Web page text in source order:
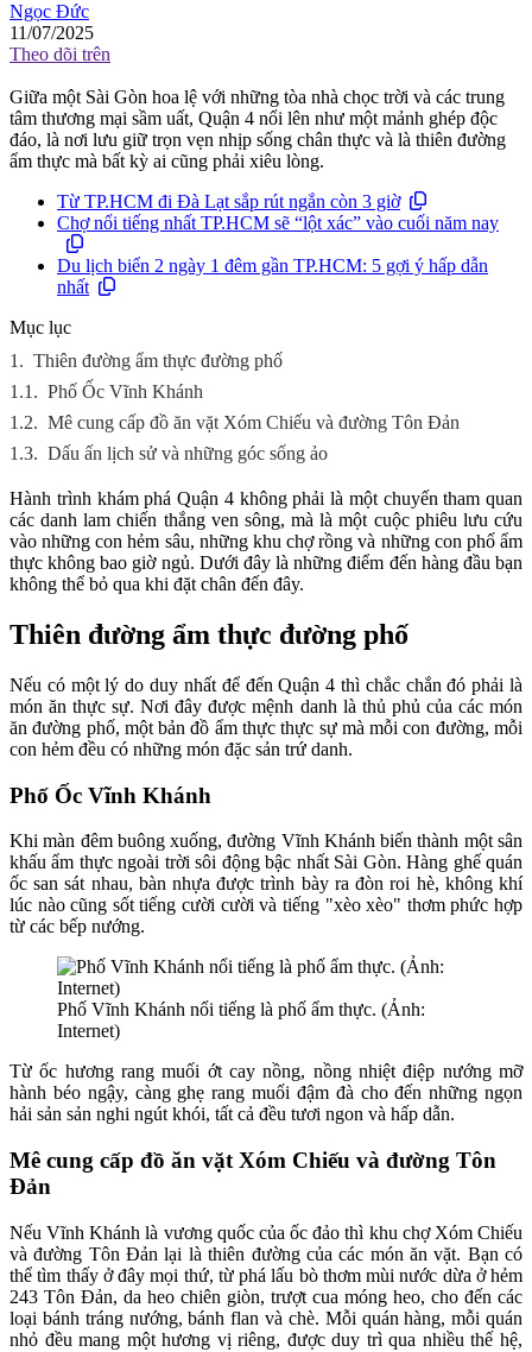
Ngọc Đức
11/07/2025
Theo dõi trên
Giữa một Sài Gòn hoa lệ với những tòa nhà chọc trời và các trung
tâm thương mại sầm uất, Quận 4 nổi lên như một mảnh ghép độc
đáo, là nơi lưu giữ trọn vẹn nhịp sống chân thực và là thiên đường
ẩm thực mà bất kỳ ai cũng phải xiêu lòng.
Từ TP.HCM đi Đà Lạt sắp rút ngắn còn 3 giờ
Chợ nổi tiếng nhất TP.HCM sẽ “lột xác” vào cuối năm nay
Du lịch biển 2 ngày 1 đêm gần TP.HCM: 5 gợi ý hấp dẫn
nhất
Mục lục
1. Thiên đường ẩm thực đường phố
1.1. Phố Ốc Vĩnh Khánh
1.2. Mê cung cấp đồ ăn vặt Xóm Chiếu và đường Tôn Đản
1.3. Dấu ấn lịch sử và những góc sống ảo
Hành trình khám phá Quận 4 không phải là một chuyến tham quan
các danh lam chiến thắng ven sông, mà là một cuộc phiêu lưu cứu
vào những con hẻm sâu, những khu chợ rồng và những con phố ẩm
thực không bao giờ ngủ. Dưới đây là những điểm đến hàng đầu bạn
không thể bỏ qua khi đặt chân đến đây.
Thiên đường ẩm thực đường phố
Nếu có một lý do duy nhất để đến Quận 4 thì chắc chắn đó phải là
món ăn thực sự. Nơi đây được mệnh danh là thủ phủ của các món
ăn đường phố, một bản đồ ẩm thực thực sự mà mỗi con đường, mỗi
con hẻm đều có những món đặc sản trứ danh.
Phố Ốc Vĩnh Khánh
Khi màn đêm buông xuống, đường Vĩnh Khánh biến thành một sân
khấu ẩm thực ngoài trời sôi động bậc nhất Sài Gòn. Hàng ghế quán
ốc san sát nhau, bàn nhựa được trình bày ra đòn roi hè, không khí
lúc nào cũng sốt tiếng cười cười và tiếng "xèo xèo" thơm phức hợp
từ các bếp nướng.
Phố Vĩnh Khánh nổi tiếng là phố ẩm thực. (Ảnh:
Internet)
Từ ốc hương rang muối ớt cay nồng, nồng nhiệt điệp nướng mỡ
hành béo ngậy, càng ghẹ rang muối đậm đà cho đến những ngọn
hải sản sản nghi ngút khói, tất cả đều tươi ngon và hấp dẫn.
Mê cung cấp đồ ăn vặt Xóm Chiếu và đường Tôn
Đản
Nếu Vĩnh Khánh là vương quốc của ốc đảo thì khu chợ Xóm Chiếu
và đường Tôn Đản lại là thiên đường của các món ăn vặt. Bạn có
thể tìm thấy ở đây mọi thứ, từ phá lấu bò thơm mùi nước dừa ở hẻm
243 Tôn Đản, da heo chiên giòn, trượt cua móng heo, cho đến các
loại bánh tráng nướng, bánh flan và chè. Mỗi quán hàng, mỗi quán
nhỏ đều mang một hương vị riêng, được duy trì qua nhiều thế hệ,